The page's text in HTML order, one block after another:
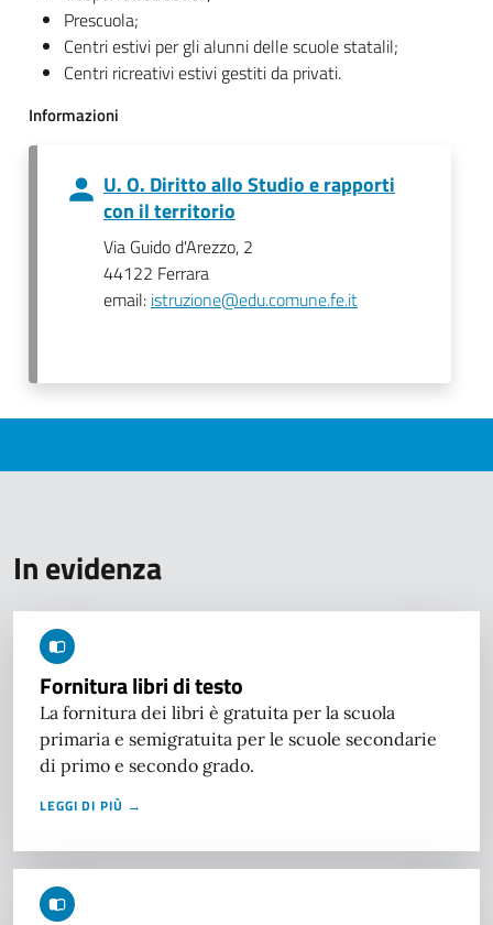
Prescuola;
Centri estivi per gli alunni delle scuole statalil;
Centri ricreativi estivi gestiti da privati.
Informazioni
U. O. Diritto allo Studio e rapporti
con il territorio
Via Guido d'Arezzo, 2
44122 Ferrara
email: istruzione@edu.comune.fe.it
In evidenza
Fornitura libri di testo
La fornitura dei libri è gratuita per la scuola
primaria e semigratuita per le scuole secondarie
di primo e secondo grado.
LEGGI DI PIÙ →